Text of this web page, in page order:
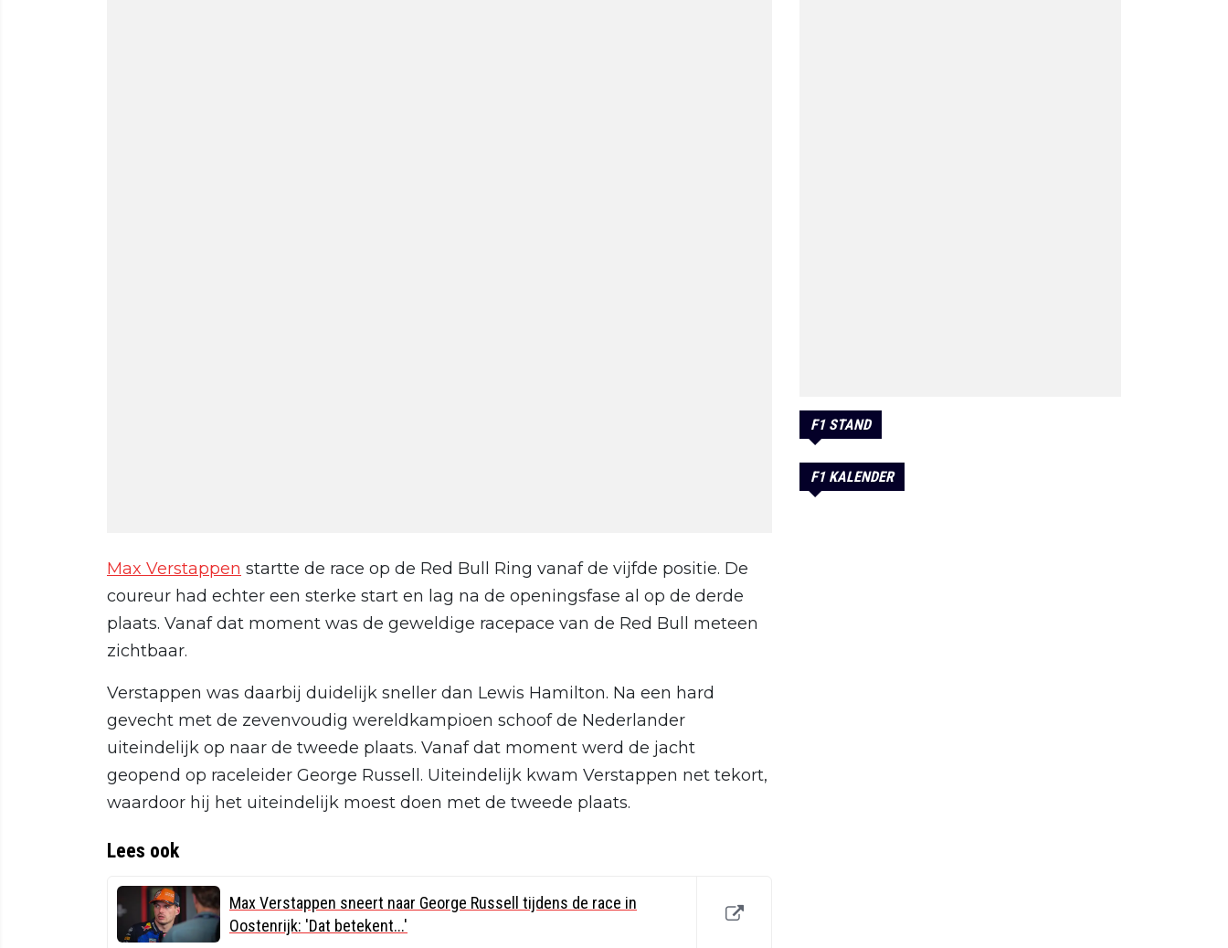
Max Verstappen startte de race op de Red Bull Ring vanaf de vijfde positie. De
coureur had echter een sterke start en lag na de openingsfase al op de derde
plaats. Vanaf dat moment was de geweldige racepace van de Red Bull meteen
zichtbaar.
Verstappen was daarbij duidelijk sneller dan Lewis Hamilton. Na een hard
gevecht met de zevenvoudig wereldkampioen schoof de Nederlander
uiteindelijk op naar de tweede plaats. Vanaf dat moment werd de jacht
geopend op raceleider George Russell. Uiteindelijk kwam Verstappen net tekort,
waardoor hij het uiteindelijk moest doen met de tweede plaats.
Lees ook
Max Verstappen sneert naar George Russell tijdens de race in
Oostenrijk: 'Dat betekent...'
F1 STAND
F1 KALENDER